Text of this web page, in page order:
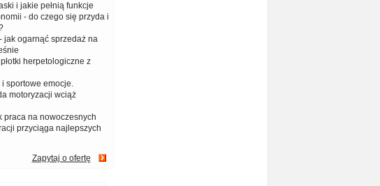
i jakie pełnią funkcje
- do czego się przyda i
jak ogarnąć sprzedaż na
herpetologiczne z
sportowe emocje.
motoryzacji wciąż
praca na nowoczesnych
przyciąga najlepszych
Zapytaj o ofertę